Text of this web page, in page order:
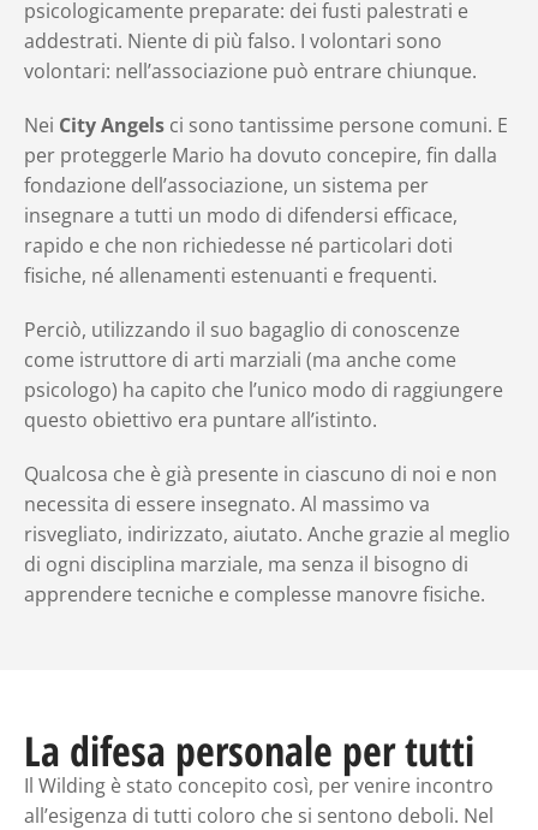
psicologicamente preparate: dei fusti palestrati e
addestrati. Niente di più falso. I volontari sono
volontari: nell’associazione può entrare chiunque.
Nei City Angels ci sono tantissime persone comuni. E
per proteggerle Mario ha dovuto concepire, fin dalla
fondazione dell’associazione, un sistema per
insegnare a tutti un modo di difendersi efficace,
rapido e che non richiedesse né particolari doti
fisiche, né allenamenti estenuanti e frequenti.
Perciò, utilizzando il suo bagaglio di conoscenze
come istruttore di arti marziali (ma anche come
psicologo) ha capito che l’unico modo di raggiungere
questo obiettivo era puntare all’istinto.
Qualcosa che è già presente in ciascuno di noi e non
necessita di essere insegnato. Al massimo va
risvegliato, indirizzato, aiutato. Anche grazie al meglio
di ogni disciplina marziale, ma senza il bisogno di
apprendere tecniche e complesse manovre fisiche.
La difesa personale per tutti
Il Wilding è stato concepito così, per venire incontro
all’esigenza di tutti coloro che si sentono deboli. Nel